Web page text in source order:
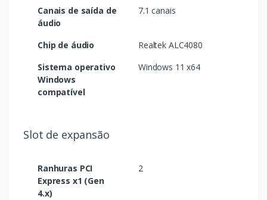
Canais de saída de
áudio
7.1 canais
Chip de áudio
Realtek ALC4080
Sistema operativo
Windows
compatível
Windows 11 x64
Slot de expansão
Ranhuras PCI
Express x1 (Gen
4.x)
2